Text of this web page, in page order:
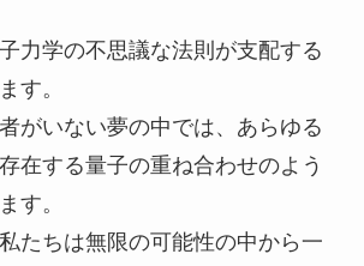
力学の不思議な法則が支配する
す。
がいない夢の中では、あらゆる
在する量子の重ね合わせのよう
す。
たちは無限の可能性の中から一